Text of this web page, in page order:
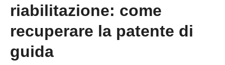
riabilitazione: come
recuperare la patente di
guida